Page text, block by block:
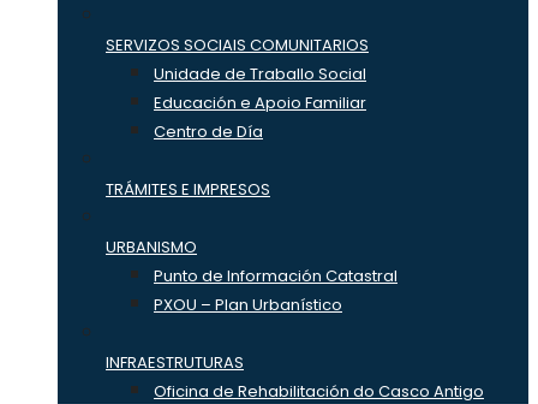
SERVIZOS SOCIAIS COMUNITARIOS
Unidade de Traballo Social
Educación e Apoio Familiar
Centro de Día
TRÁMITES E IMPRESOS
URBANISMO
Punto de Información Catastral
PXOU – Plan Urbanístico
INFRAESTRUTURAS
Oficina de Rehabilitación do Casco Antigo